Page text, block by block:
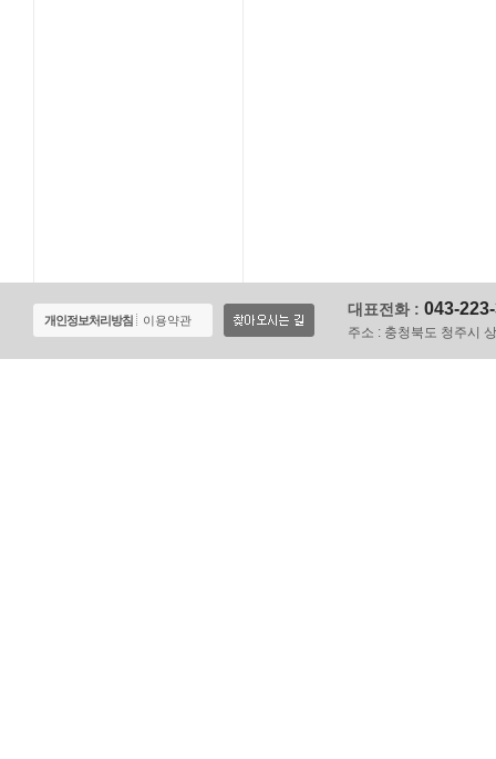
개인정보처리방침 이용약관
대표전화 : 043-
주소 : 충청북도 청주시